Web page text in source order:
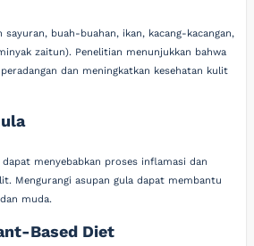
sayuran, buah-buahan, ikan, kacang-kacangan,
zaitun). Penelitian menunjukkan bahwa
dan meningkatkan kesehatan kulit
menyebabkan proses inflamasi dan
Mengurangi asupan gula dapat membantu
muda.
Based Diet